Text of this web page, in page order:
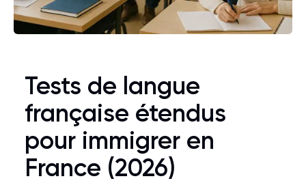
Tests de langue
française étendus
pour immigrer en
France (2026)